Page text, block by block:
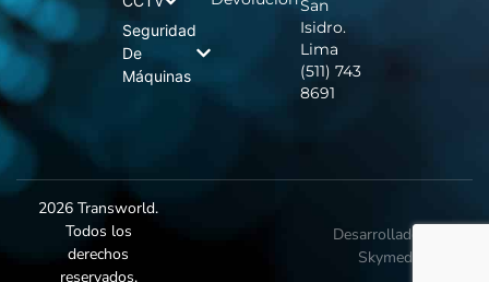
Seguridad
De
Máquinas
San
Isidro.
Lima
(511) 743
8691
2026 Transworld.
Todos los
derechos
reservados.
Desarrollado por
Skymedia